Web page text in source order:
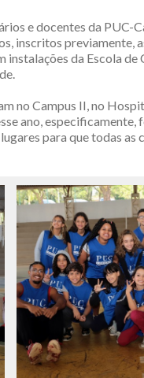
e docentes da PUC-
inscritos
da Escola de
no Campus II, no
ano,
para que todas